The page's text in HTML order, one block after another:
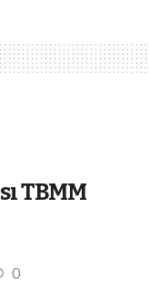
TBMM
0